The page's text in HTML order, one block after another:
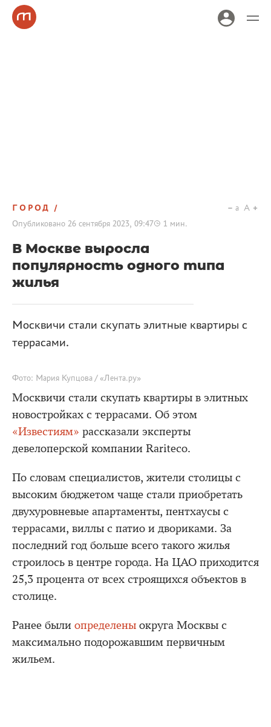
ГОРОД
Опубликовано 26 сентября 2023, 09:47 1 мин.
a A
В Москве выросла
популярность одного типа
жилья
Москвичи стали скупать элитные квартиры с
террасами.
Фото: Мария Купцова / «Лента.ру»
Москвичи стали скупать квартиры в элитных
новостройках с террасами. Об этом
«Известиям» рассказали эксперты
девелоперской компании Rariteco.
По словам специалистов, жители столицы с
высоким бюджетом чаще стали приобретать
двухуровневые апартаменты, пентхаусы с
террасами, виллы с патио и двориками. За
последний год больше всего такого жилья
строилось в центре города. На ЦАО приходится
25,3 процента от всех строящихся объектов в
столице.
Ранее были определены округа Москвы с
максимально подорожавшим первичным
жильем.